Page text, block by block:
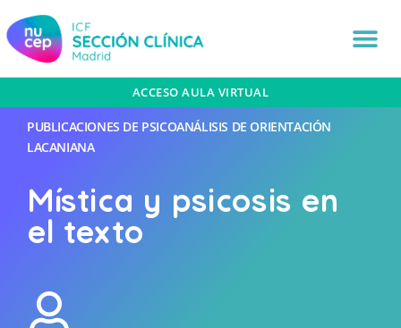
ACCESO AULA VIRTUAL
PUBLICACIONES DE PSICOANÁLISIS DE ORIENTACIÓN
LACANIANA
Mística y psicosis en
el texto